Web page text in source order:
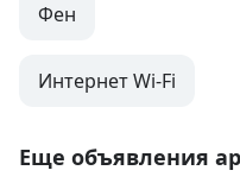
Фен
Интернет Wi-Fi
Еще объявления